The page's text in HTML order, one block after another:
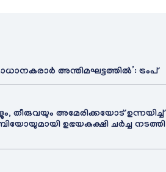
അന്തിമഘട്ടത്തിൽ‌’: ട്രംപ്
തീരുവയും അമേരിക്കയോട് ഉന്നയിച്ച്
ഉഭയകക്ഷി ചർച്ച നടത്തി